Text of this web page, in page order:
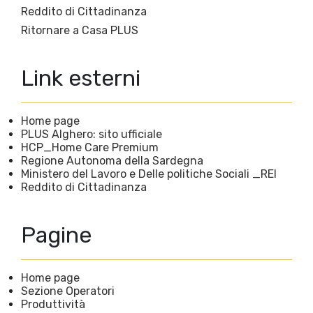
Reddito di Cittadinanza
Ritornare a Casa PLUS
Link esterni
Home page
PLUS Alghero: sito ufficiale
HCP_Home Care Premium
Regione Autonoma della Sardegna
Ministero del Lavoro e Delle politiche Sociali _REI
Reddito di Cittadinanza
Pagine
Home page
Sezione Operatori
Produttività